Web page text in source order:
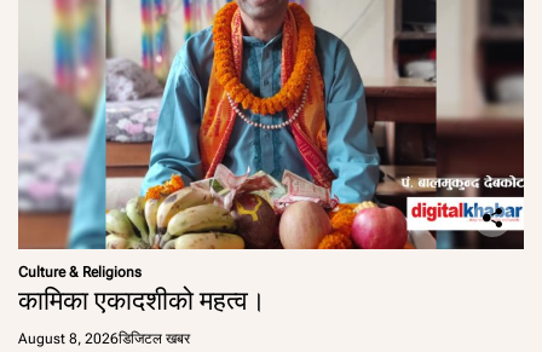
Culture & Religions
कामिका एकादशीको महत्व।
August 8, 2026डिजिटल खबर